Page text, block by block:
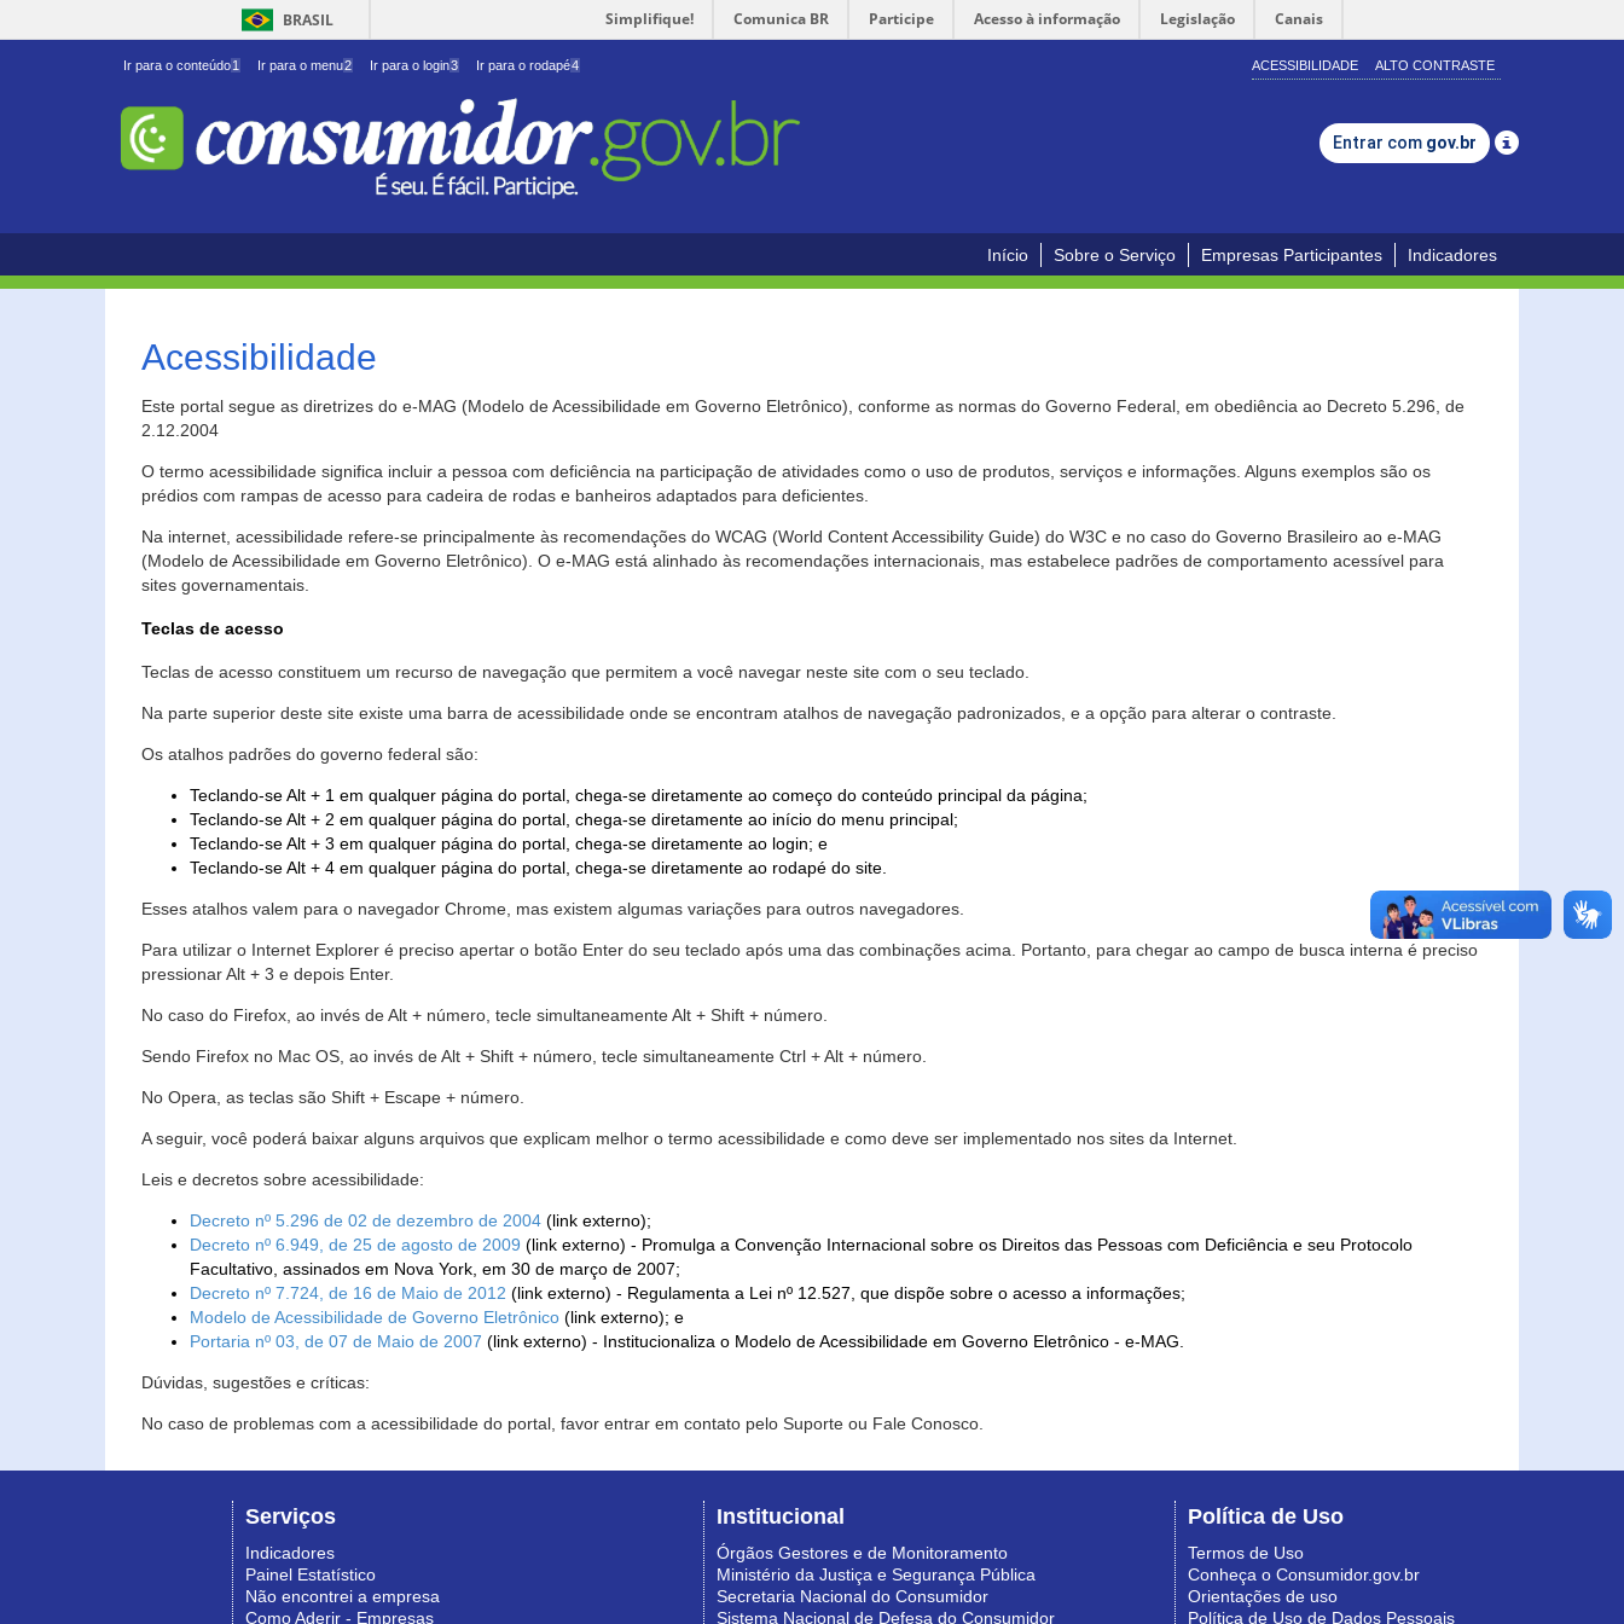
BRASIL Simplifique! Comunica BR Participe Acesso à informação Legislação Canais
Ir para o conteúdo1 Ir para o menu2 Ir para o login3 Ir para o rodapé4 ACESSIBILIDADE ALTO CONTRASTE
Entrar com gov.br
Início Sobre o Serviço Empresas Participantes Indicadores
Acessibilidade
Este portal segue as diretrizes do e-MAG (Modelo de Acessibilidade em Governo Eletrônico), conforme as normas do Governo Federal, em obediência ao Decreto 5.296, de
2.12.2004
O termo acessibilidade significa incluir a pessoa com deficiência na participação de atividades como o uso de produtos, serviços e informações. Alguns exemplos são os
prédios com rampas de acesso para cadeira de rodas e banheiros adaptados para deficientes.
Na internet, acessibilidade refere-se principalmente às recomendações do WCAG (World Content Accessibility Guide) do W3C e no caso do Governo Brasileiro ao e-MAG
(Modelo de Acessibilidade em Governo Eletrônico). O e-MAG está alinhado às recomendações internacionais, mas estabelece padrões de comportamento acessível para
sites governamentais.
Teclas de acesso
Teclas de acesso constituem um recurso de navegação que permitem a você navegar neste site com o seu teclado.
Na parte superior deste site existe uma barra de acessibilidade onde se encontram atalhos de navegação padronizados, e a opção para alterar o contraste.
Os atalhos padrões do governo federal são:
Teclando-se Alt + 1 em qualquer página do portal, chega-se diretamente ao começo do conteúdo principal da página;
Teclando-se Alt + 2 em qualquer página do portal, chega-se diretamente ao início do menu principal;
Teclando-se Alt + 3 em qualquer página do portal, chega-se diretamente ao login; e
Teclando-se Alt + 4 em qualquer página do portal, chega-se diretamente ao rodapé do site.
Esses atalhos valem para o navegador Chrome, mas existem algumas variações para outros navegadores.
Para utilizar o Internet Explorer é preciso apertar o botão Enter do seu teclado após uma das combinações acima. Portanto, para chegar ao campo de busca interna é preciso
pressionar Alt + 3 e depois Enter.
No caso do Firefox, ao invés de Alt + número, tecle simultaneamente Alt + Shift + número.
Sendo Firefox no Mac OS, ao invés de Alt + Shift + número, tecle simultaneamente Ctrl + Alt + número.
No Opera, as teclas são Shift + Escape + número.
A seguir, você poderá baixar alguns arquivos que explicam melhor o termo acessibilidade e como deve ser implementado nos sites da Internet.
Leis e decretos sobre acessibilidade:
Decreto nº 5.296 de 02 de dezembro de 2004 (link externo);
Decreto nº 6.949, de 25 de agosto de 2009 (link externo) - Promulga a Convenção Internacional sobre os Direitos das Pessoas com Deficiência e seu Protocolo
Facultativo, assinados em Nova York, em 30 de março de 2007;
Decreto nº 7.724, de 16 de Maio de 2012 (link externo) - Regulamenta a Lei nº 12.527, que dispõe sobre o acesso a informações;
Modelo de Acessibilidade de Governo Eletrônico (link externo); e
Portaria nº 03, de 07 de Maio de 2007 (link externo) - Institucionaliza o Modelo de Acessibilidade em Governo Eletrônico - e-MAG.
Dúvidas, sugestões e críticas:
No caso de problemas com a acessibilidade do portal, favor entrar em contato pelo Suporte ou Fale Conosco.
Serviços
Indicadores
Painel Estatístico
Não encontrei a empresa
Como Aderir - Empresas
Institucional
Órgãos Gestores e de Monitoramento
Ministério da Justiça e Segurança Pública
Secretaria Nacional do Consumidor
Sistema Nacional de Defesa do Consumidor
Política de Uso
Termos de Uso
Conheça o Consumidor.gov.br
Orientações de uso
Política de Uso de Dados Pessoais